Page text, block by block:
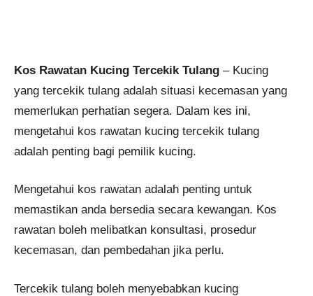
Kos Rawatan Kucing Tercekik Tulang – Kucing
yang tercekik tulang adalah situasi kecemasan yang
memerlukan perhatian segera. Dalam kes ini,
mengetahui kos rawatan kucing tercekik tulang
adalah penting bagi pemilik kucing.
Mengetahui kos rawatan adalah penting untuk
memastikan anda bersedia secara kewangan. Kos
rawatan boleh melibatkan konsultasi, prosedur
kecemasan, dan pembedahan jika perlu.
Tercekik tulang boleh menyebabkan kucing